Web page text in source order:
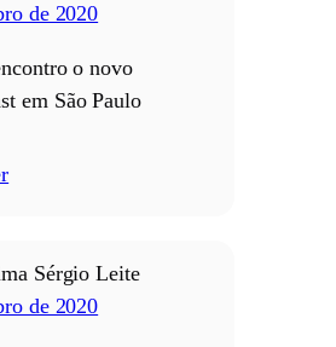
de 2020
o novo
em São Paulo
Sérgio Leite
de 2020